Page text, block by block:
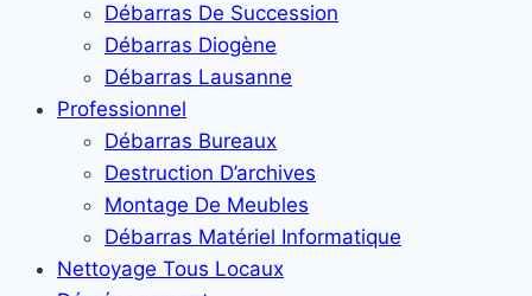
Débarras De Succession
Débarras Diogène
Débarras Lausanne
Professionnel
Débarras Bureaux
Destruction D’archives
Montage De Meubles
Débarras Matériel Informatique
Nettoyage Tous Locaux